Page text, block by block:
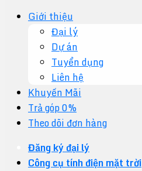
Giới thiệu
Đại lý
Dự án
Tuyển dụng
Liên hệ
Khuyến Mãi
Trả góp 0%
Theo dõi đơn hàng
Đăng ký đại lý
Công cụ tính điện mặt trời